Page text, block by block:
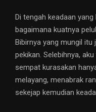
Di tengah keadaan
bagaimana kuatnya
Bibirnya yang mungil
pekikan. Selebihnya,
sempat kurasakan
melayang, menabrak
sekejap kemudian